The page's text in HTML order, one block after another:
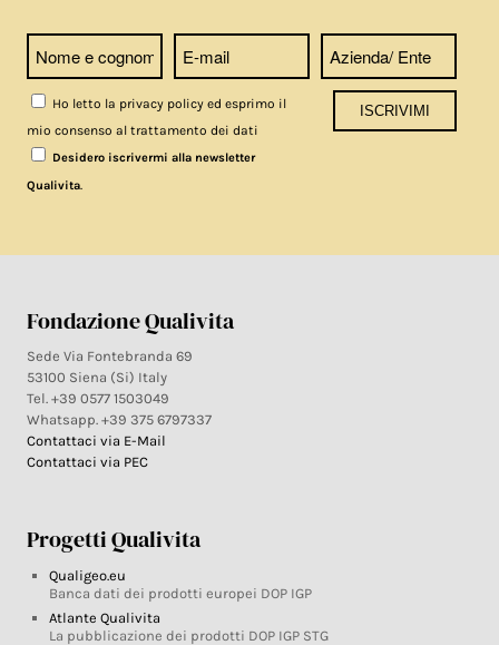
Ho letto la privacy policy ed esprimo il
mio consenso al trattamento dei dati
Desidero iscrivermi alla newsletter
Qualivita
Fondazione Qualivita
Sede Via Fontebranda 69
53100 Siena (Si) Italy
Tel. +39 0577 1503049
Whatsapp. +39 375 6797337
Contattaci via E-Mail
Contattaci via PEC
Progetti Qualivita
Qualigeo.eu
Banca dati dei prodotti europei DOP IGP
Atlante Qualivita
La pubblicazione dei prodotti DOP IGP STG